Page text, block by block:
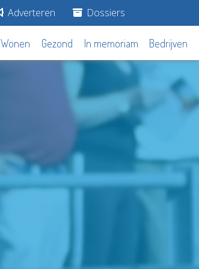
Adverteren Dossiers
Wonen Gezond In memoriam Bedrijven